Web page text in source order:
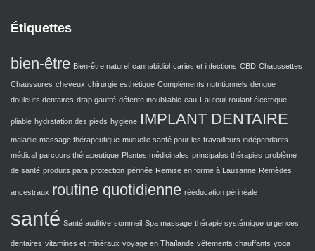
Étiquettes
bien-être Bien-être naturel cannabidiol caries et infections CBD Chaussettes
Chaussures cheveux chirurgie esthétique Compléments nutritionnels dengue
douleurs dentaires drap gaufré détente inoubliable eau Fauteuil roulant électrique
pliable hydratation des pieds hygiène IMPLANT DENTAIRE
maladie massage thérapeutique mutuelle santé pour les travailleurs indépendants
médical parcours thérapeutique Plantes médicinales principales thérapies problème
de santé produits para protection périnée Remise en forme à Lausanne Remèdes
ancestraux routine quotidienne rééducation périnéale
santé Santé auditive sommeil Spa massage thérapie systémique urgences
dentaires vitamines et minéraux voyage en Thaïlande vêtements chauffants yoga